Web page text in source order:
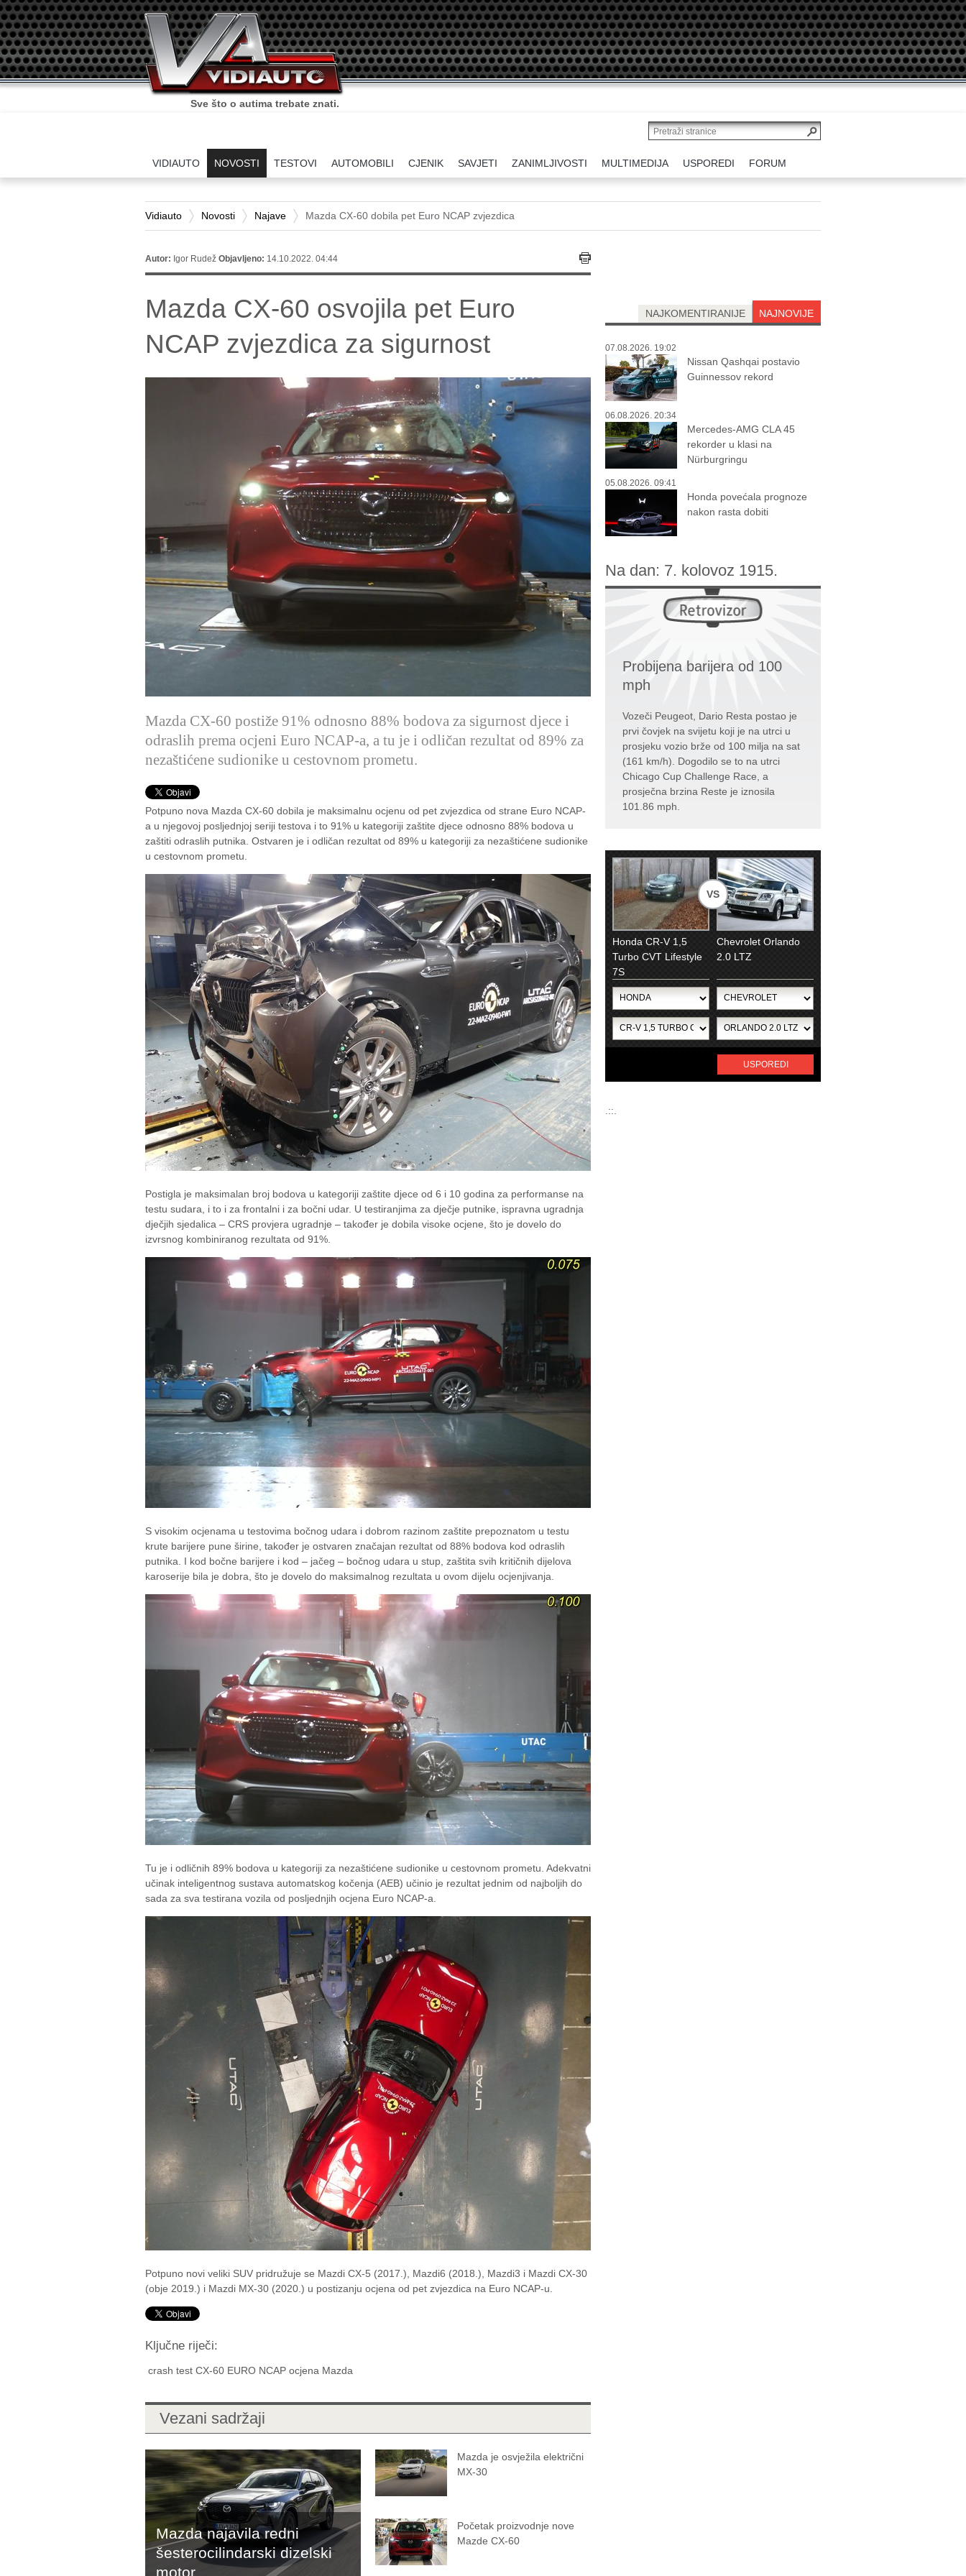
Sve što o autima trebate znati.
VIDIAUTO NOVOSTI TESTOVI AUTOMOBILI CJENIK SAVJETI ZANIMLJIVOSTI MULTIMEDIJA USPOREDI FORUM
Vidiauto Novosti Najave Mazda CX-60 dobila pet Euro NCAP zvjezdica
Autor: Igor Rudež Objavljeno: 14.10.2022. 04:44
Mazda CX-60 osvojila pet Euro
NCAP zvjezdica za sigurnost
Mazda CX-60 postiže 91% odnosno 88% bodova za sigurnost djece i
odraslih prema ocjeni Euro NCAP-a, a tu je i odličan rezultat od 89% za
nezaštićene sudionike u cestovnom prometu.
Potpuno nova Mazda CX-60 dobila je maksimalnu ocjenu od pet zvjezdica od strane Euro NCAP-
a u njegovoj posljednjoj seriji testova i to 91% u kategoriji zaštite djece odnosno 88% bodova u
zaštiti odraslih putnika. Ostvaren je i odličan rezultat od 89% u kategoriji za nezaštićene sudionike
u cestovnom prometu.
Postigla je maksimalan broj bodova u kategoriji zaštite djece od 6 i 10 godina za performanse na
testu sudara, i to i za frontalni i za bočni udar. U testiranjima za dječje putnike, ispravna ugradnja
dječjih sjedalica – CRS provjera ugradnje – također je dobila visoke ocjene, što je dovelo do
izvrsnog kombiniranog rezultata od 91%.
S visokim ocjenama u testovima bočnog udara i dobrom razinom zaštite prepoznatom u testu
krute barijere pune širine, također je ostvaren značajan rezultat od 88% bodova kod odraslih
putnika. I kod bočne barijere i kod – jačeg – bočnog udara u stup, zaštita svih kritičnih dijelova
karoserije bila je dobra, što je dovelo do maksimalnog rezultata u ovom dijelu ocjenjivanja.
Tu je i odličnih 89% bodova u kategoriji za nezaštićene sudionike u cestovnom prometu. Adekvatni
učinak inteligentnog sustava automatskog kočenja (AEB) učinio je rezultat jednim od najboljih do
sada za sva testirana vozila od posljednjih ocjena Euro NCAP-a.
Potpuno novi veliki SUV pridružuje se Mazdi CX-5 (2017.), Mazdi6 (2018.), Mazdi3 i Mazdi CX-30
(obje 2019.) i Mazdi MX-30 (2020.) u postizanju ocjena od pet zvjezdica na Euro NCAP-u.
Ključne riječi:
crash test CX-60 EURO NCAP ocjena Mazda
Vezani sadržaji
Mazda najavila redni
šesterocilindarski dizelski
motor
Mazda je osvježila električni
MX-30
Početak proizvodnje nove
Mazde CX-60
NAJNOVIJE
NAJKOMENTIRANIJE
07.08.2026. 19:02
Nissan Qashqai postavio
Guinnessov rekord
06.08.2026. 20:34
Mercedes-AMG CLA 45
rekorder u klasi na
Nürburgringu
05.08.2026. 09:41
Honda povećala prognoze
nakon rasta dobiti
Na dan: 7. kolovoz 1915.
Probijena barijera od 100
mph
Vozeči Peugeot, Dario Resta postao je
prvi čovjek na svijetu koji je na utrci u
prosjeku vozio brže od 100 milja na sat
(161 km/h). Dogodilo se to na utrci
Chicago Cup Challenge Race, a
prosječna brzina Reste je iznosila
101.86 mph.
VS
Honda CR-V 1,5
Turbo CVT Lifestyle
7S
Chevrolet Orlando
2.0 LTZ
USPOREDI
.::.